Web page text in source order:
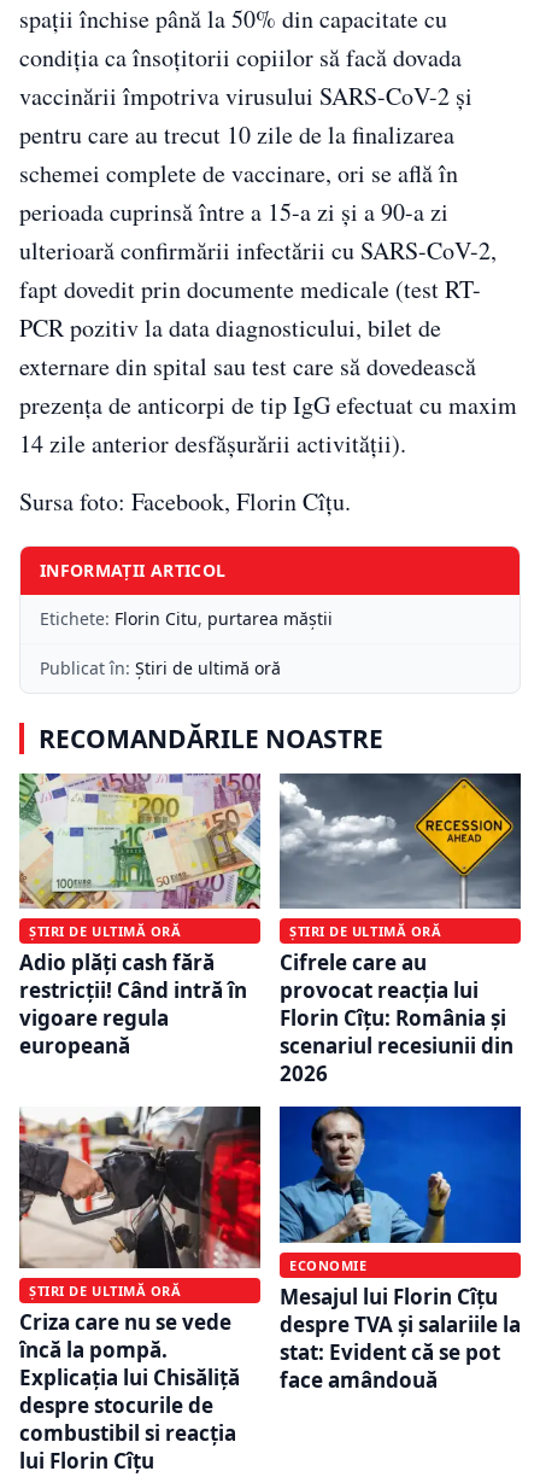
spații închise până la 50% din capacitate cu
condiția ca însoțitorii copiilor să facă dovada
vaccinării împotriva virusului SARS-CoV-2 și
pentru care au trecut 10 zile de la finalizarea
schemei complete de vaccinare, ori se află în
perioada cuprinsă între a 15-a zi și a 90-a zi
ulterioară confirmării infectării cu SARS-CoV-2,
fapt dovedit prin documente medicale (test RT-
PCR pozitiv la data diagnosticului, bilet de
externare din spital sau test care să dovedească
prezența de anticorpi de tip IgG efectuat cu maxim
14 zile anterior desfășurării activității).
Sursa foto: Facebook, Florin Cîţu.
INFORMAȚII ARTICOL
Etichete: Florin Citu, purtarea măştii
Publicat în: Știri de ultimă oră
RECOMANDĂRILE NOASTRE
ȘTIRI DE ULTIMĂ ORĂ
Adio plăți cash fără
restricții! Când intră în
vigoare regula
europeană
ȘTIRI DE ULTIMĂ ORĂ
Cifrele care au
provocat reacția lui
Florin Cîțu: România și
scenariul recesiunii din
2026
ȘTIRI DE ULTIMĂ ORĂ
Criza care nu se vede
încă la pompă.
Explicația lui Chisăliță
despre stocurile de
combustibil si reacția
lui Florin Cîțu
ECONOMIE
Mesajul lui Florin Cîțu
despre TVA și salariile la
stat: Evident că se pot
face amândouă